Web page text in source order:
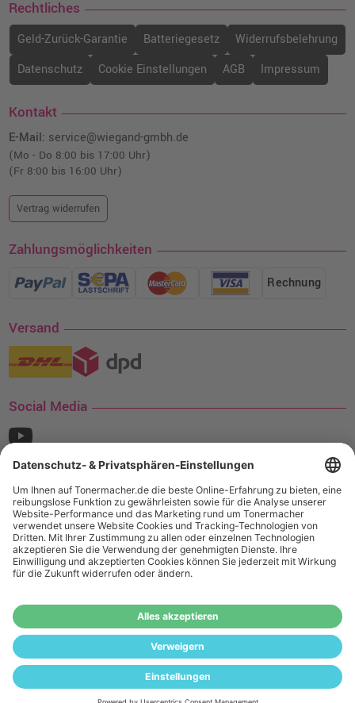
Rechtliches
Geld-Zurück-Garantie Batteriegesetz
Widerrufsbelehrung
Datenschutz
Cookie Einstellungen AGB Impressum
Kontakt
E-Mail: service@wiegand-gmbh.de
(Mo - Do 8:00 bis 17:00 Uhr)
(Fr 8:00 bis 16:00 Uhr)
Vertrag widerrufen
Zahlungsmöglichkeiten
Rechnung
Versand
Social Media
¹ Nur gültig für den Versand innerhalb Deutschlands. Befindet sich ein Warenwert
von mindestens 35€ (inkl. Mwst.) an Ampertec Artikeln in Ihrem Warenkorb, ist der
Versand für Sie kostenfrei.
Das Angebot von tonermacher.de richtet sich
nicht an Wiederverkäufer. Wenn Sie Wiederverkäufer sind,
registrieren Sie sich bitte in unserem Händler-Portal
www.tonerhersteller.de